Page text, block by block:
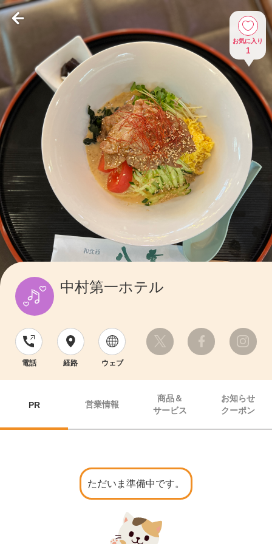
お気に入り
1
中村第一ホテル
電話 経路 ウェブ
PR 営業情報
商品＆
サービス
お知らせ
クーポン
ただいま準備中です。